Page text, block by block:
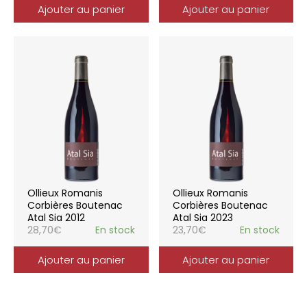
Ajouter au panier Ajouter au panier
Ollieux Romanis
Corbières Boutenac
Atal Sia 2012
28,70€ En stock
Ajouter au panier
Ollieux Romanis
Corbières Boutenac
Atal Sia 2023
23,70€ En stock
Ajouter au panier